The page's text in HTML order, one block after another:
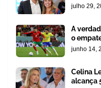
julho 29,
A
o
junho 14,
Celina
alcança